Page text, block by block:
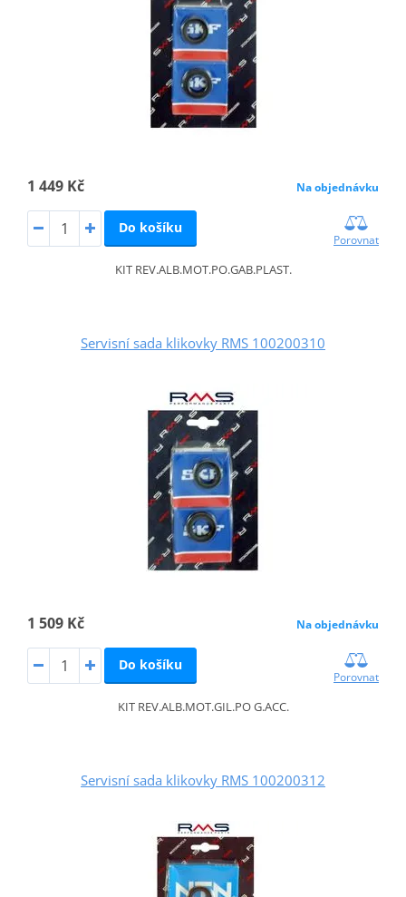
1 449 Kč Na objednávku
Do košíku
Porovnat
KIT REV.ALB.MOT.PO.GAB.PLAST.
Servisní sada klikovky RMS 100200310
1 509 Kč Na objednávku
Do košíku
Porovnat
KIT REV.ALB.MOT.GIL.PO G.ACC.
Servisní sada klikovky RMS 100200312